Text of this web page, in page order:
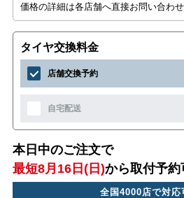
価格の詳細は各店舗へ直接お問い合わせ
タイヤ交換料金
店舗交換予約
自宅配送
本日中のご注文で
最短8月16日(日)から取付予約
全国4000店で対応